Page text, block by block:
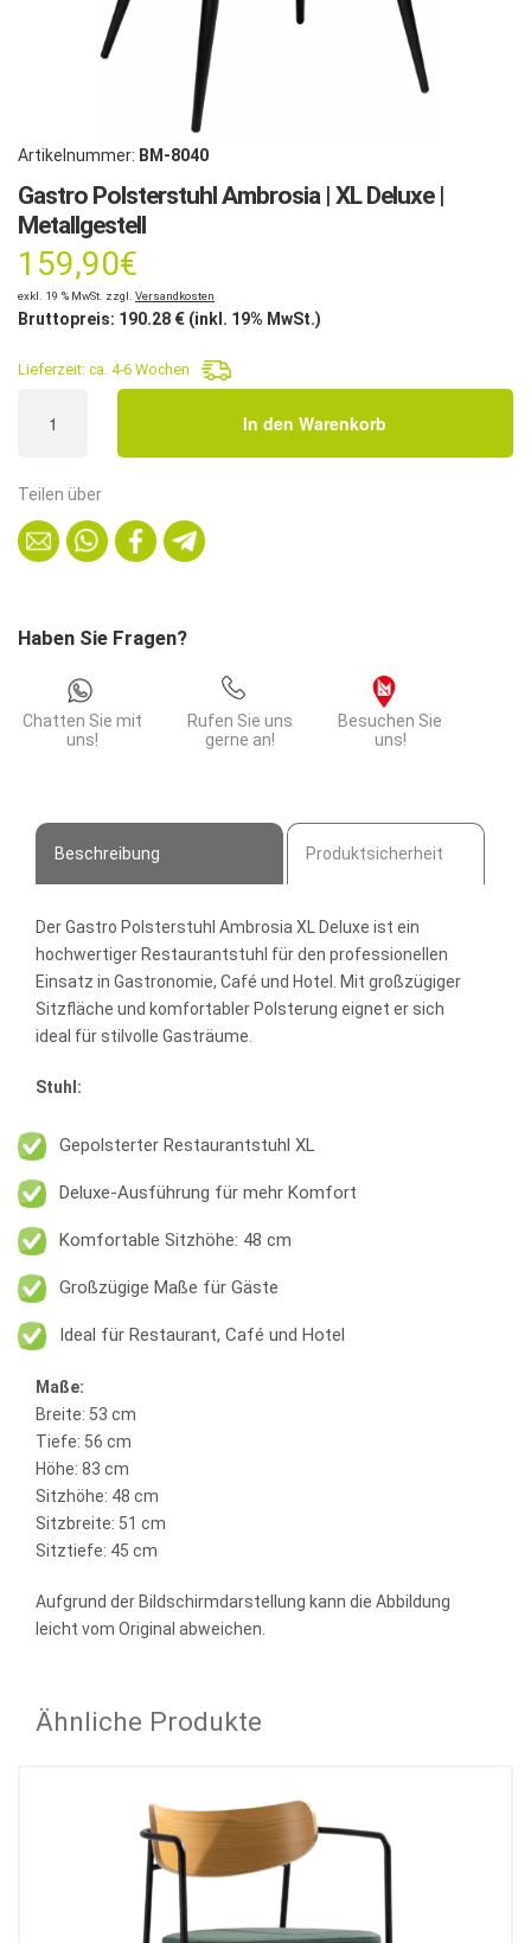
Artikelnummer: BM-8040
Gastro Polsterstuhl Ambrosia | XL Deluxe |
Metallgestell
159,90€
exkl. 19 % MwSt. zzgl. Versandkosten
Bruttopreis: 190.28 € (inkl. 19% MwSt.)
Lieferzeit: ca. 4-6 Wochen
Polsterstuhl
Deluxe
In den Warenkorb
Teilen über
Haben Sie Fragen?
Chatten Sie mit
uns!
Rufen Sie uns
gerne an!
Besuchen Sie
uns!
Beschreibung Produktsicherheit
Der Gastro Polsterstuhl Ambrosia XL Deluxe ist ein
hochwertiger Restaurantstuhl für den professionellen
Einsatz in Gastronomie, Café und Hotel. Mit großzügiger
Sitzfläche und komfortabler Polsterung eignet er sich
ideal für stilvolle Gasträume.
Stuhl:
Gepolsterter Restaurantstuhl XL
Deluxe-Ausführung für mehr Komfort
Komfortable Sitzhöhe: 48 cm
Großzügige Maße für Gäste
Ideal für Restaurant, Café und Hotel
Maße:
Breite: 53 cm
Tiefe: 56 cm
Höhe: 83 cm
Sitzhöhe: 48 cm
Sitzbreite: 51 cm
Sitztiefe: 45 cm
Aufgrund der Bildschirmdarstellung kann die Abbildung
leicht vom Original abweichen.
Ähnliche Produkte